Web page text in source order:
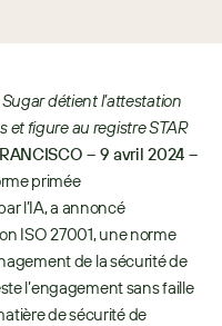
détient l’attestation
et figure au registre STAR
SAN FRANCISCO – 9 avril 2024 –
primée
l’IA, a annoncé
ISO 27001, une norme
de la sécurité de
l’engagement sans faille
de sécurité de